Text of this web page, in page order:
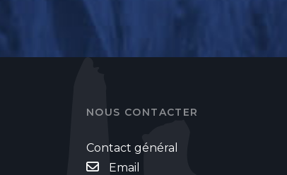
NOUS CONTACTER
Contact général
Email